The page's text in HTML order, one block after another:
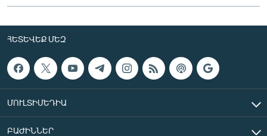
ԱՐԽԻՎ
ՏԵՍԱՆՅՈՒԹԵՐ
ՁԳՏԵԼՈՎ ԼԱՎԱԳՈՒՅՆԻՆ
Հայերեն
ՀԵՏԵՎԵՔ ՄԵԶ
ՄՈՒԼՏԻՄԵԴԻԱ
ԲԱԺԻՆՆԵՐ